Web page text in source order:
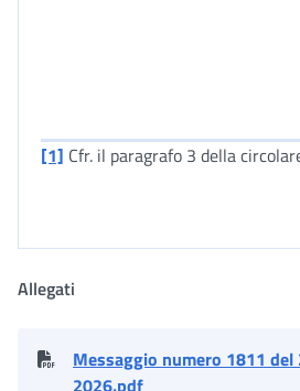
[1] Cfr. il paragrafo 3 della
Allegati
Messaggio numero 1811
2026.pdf